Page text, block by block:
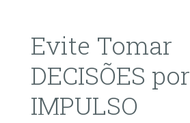
Evite Tomar
DECISÕES por
IMPULSO